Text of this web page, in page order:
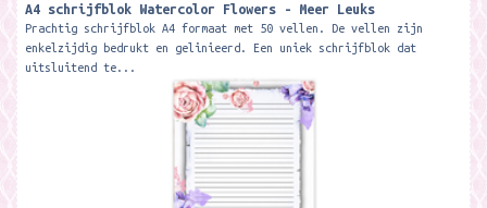
A4 schrijfblok Watercolor Flowers - Meer Leuks
Prachtig schrijfblok A4 formaat met 50 vellen. De vellen zijn
enkelzijdig bedrukt en gelinieerd. Een uniek schrijfblok dat
uitsluitend te...